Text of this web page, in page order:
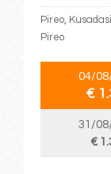
Pireo,
Pireo
04/
€
31/
€